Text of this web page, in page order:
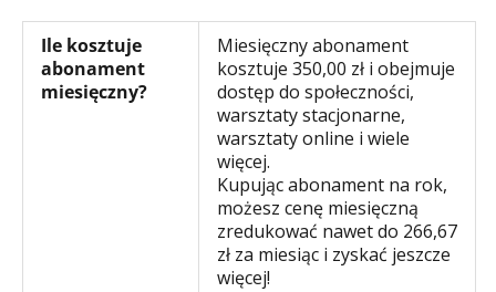
Ile kosztuje
abonament
miesięczny?
Miesięczny abonament
kosztuje 350,00 zł i obejmuje
dostęp do społeczności,
warsztaty stacjonarne,
warsztaty online i wiele
więcej.
Kupując abonament na rok,
możesz cenę miesięczną
zredukować nawet do 266,67
zł za miesiąc i zyskać jeszcze
więcej!